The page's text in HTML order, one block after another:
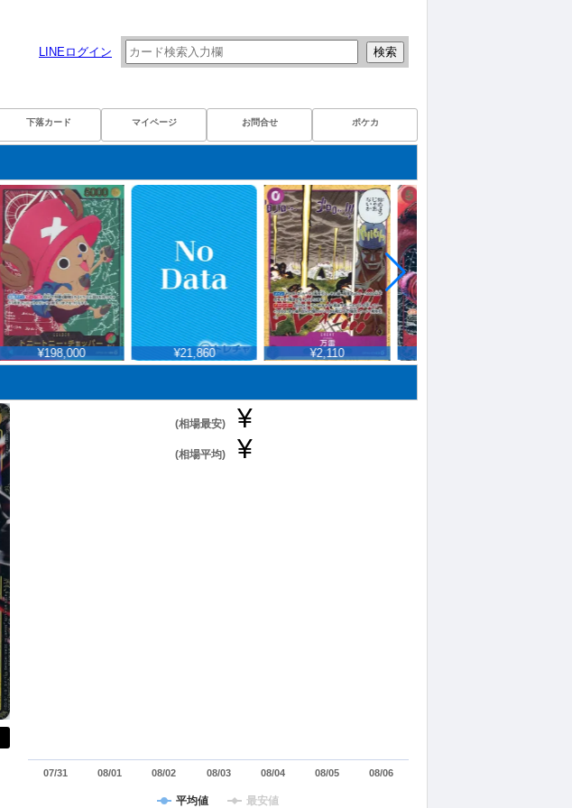
LINEログイン 検索
下落カード マイページ お問合せ ポケカ
¥198,000 ¥21,860 ¥2,110
(相場最安) ¥
(相場平均) ¥
平均値 最安値
07/31 08/01 08/02 08/03 08/04 08/05 08/06